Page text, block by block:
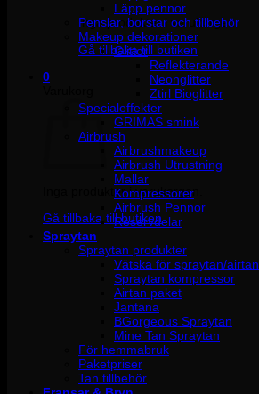
Inga produkter i varukorgen.
Gå tillbaka till butiken
0
Inga produkter i varukorgen.
Gå tillbaka till butiken
Läpp pennor
Penslar, borstar och tillbehör
Makeup dekorationer
Glitter
Reflekterande
Neonglitter
Ztirl Bioglitter
Specialeffekter
GRIMAS smink
Airbrush
Airbrushmakeup
Airbrush Utrustning
Mallar
Kompressorer
Airbrush Pennor
Reservdelar
Spraytan
Spraytan produkter
Vätska för spraytan/airtan
Spraytan kompressor
Airtan paket
Jantana
BGorgeous Spraytan
Mine Tan Spraytan
För hemmabruk
Paketpriser
Tan tillbehör